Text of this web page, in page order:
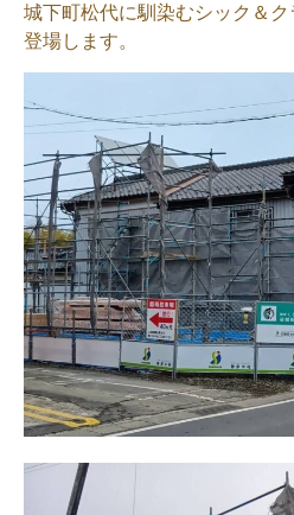
城下町松代に馴染むシック＆
登場します。